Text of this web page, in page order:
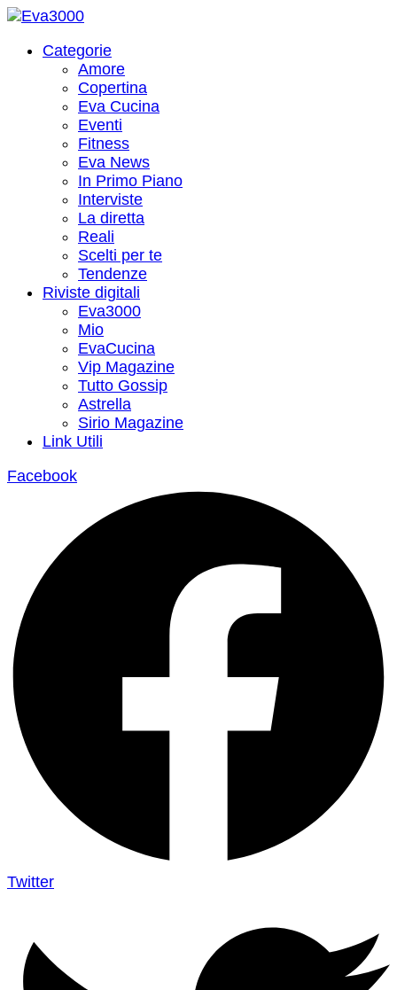
Categorie
Amore
Copertina
Eva Cucina
Eventi
Fitness
Eva News
In Primo Piano
Interviste
La diretta
Reali
Scelti per te
Tendenze
Riviste digitali
Eva3000
Mio
EvaCucina
Vip Magazine
Tutto Gossip
Astrella
Sirio Magazine
Link Utili
Facebook
Twitter